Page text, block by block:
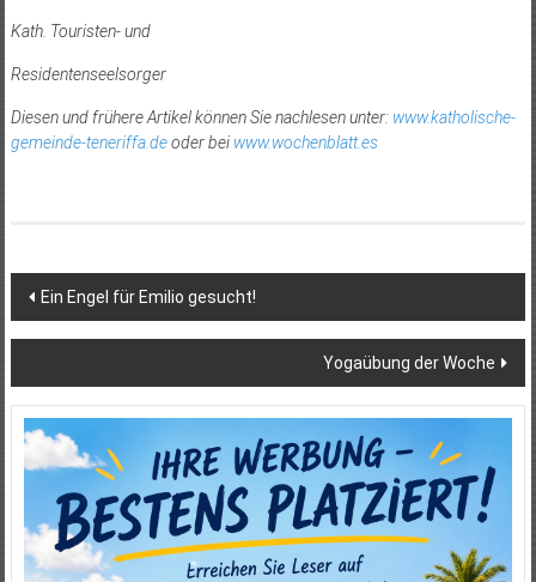
Kath. Touristen- und
Residentenseelsorger
Diesen und frühere Artikel können Sie nachlesen unter: www.katholische-
gemeinde-teneriffa.deoder bei www.wochenblatt.es
Beitragsnavigation
Ein Engel für Emilio gesucht!
Yogaübung der Woche